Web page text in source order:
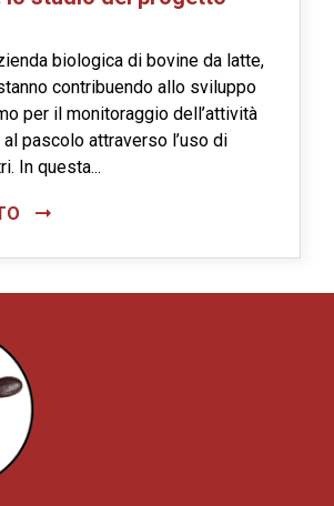
biologica di bovine da latte,
contribuendo allo sviluppo
per il monitoraggio dell’attività
pascolo attraverso l’uso di
In questa...